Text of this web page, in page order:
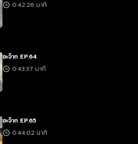
0:42:26 นาที
อะจ๊าก EP.64
0:43:37 นาที
อะจ๊าก EP.65
0:44:02 นาที